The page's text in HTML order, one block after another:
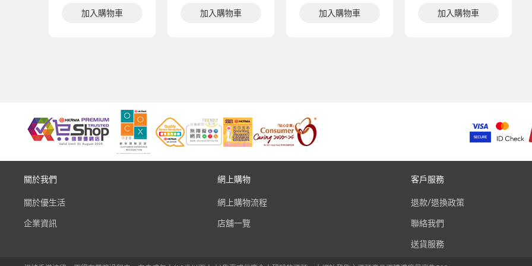
加入購物車 加入購物車 加入購物車 加入購物車
關於我們
關於優生活
企業資訊
網上購物
網上購物流程
店舖一覽
客戶服務
退款/退換政策
聯絡我們
送貨服務